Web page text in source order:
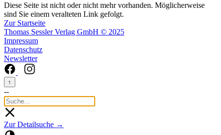
Diese Seite ist nicht oder nicht mehr vorhanden. Möglicherweise
sind Sie einem veralteten Link gefolgt.
Zur Startseite
Thomas Sessler Verlag GmbH © 2025
Impressum
Datenschutz
Newsletter
↑
--
Zur Detailsuche →